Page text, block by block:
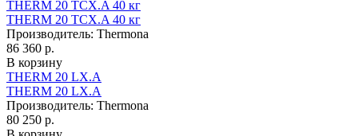
THERM 20 TCX.A 40 кг
THERM 20 TCX.A 40 кг
Производитель: Thermona
86 360 р.
В корзину
THERM 20 LX.A
THERM 20 LX.A
Производитель: Thermona
80 250 р.